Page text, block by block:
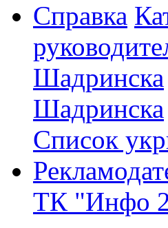
Справка
Шадринска
Шадринска
Список
ТК "Инфо